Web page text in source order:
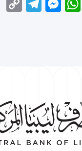
LinkedIn
WhatsApp